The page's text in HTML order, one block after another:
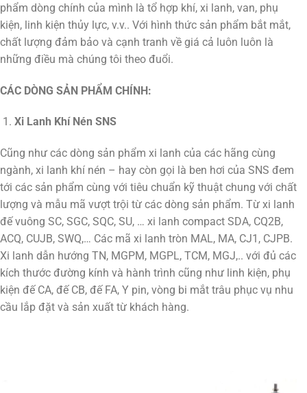
phẩm dòng chính của mình là tổ hợp khí, xi lanh, van, phụ
kiện, linh kiện thủy lực, v.v.. Với hình thức sản phẩm bắt mắt,
chất lượng đảm bảo và cạnh tranh về giá cả luôn luôn là
những điều mà chúng tôi theo đuổi.
CÁC DÒNG SẢN PHẨM CHÍNH:
Xi Lanh Khí Nén SNS
Cũng như các dòng sản phẩm xi lanh của các hãng cùng
ngành, xi lanh khí nén – hay còn gọi là ben hơi của SNS đem
tới các sản phẩm cùng với tiêu chuẩn kỹ thuật chung với chất
lượng và mẫu mã vượt trội từ các dòng sản phẩm. Từ xi lanh
đế vuông SC, SGC, SQC, SU, … xi lanh compact SDA, CQ2B,
ACQ, CUJB, SWQ,… Các mã xi lanh tròn MAL, MA, CJ1, CJPB.
Xi lanh dẫn hướng TN, MGPM, MGPL, TCM, MGJ,.. với đủ các
kích thước đường kính và hành trình cũng như linh kiện, phụ
kiện đế CA, đế CB, đế FA, Y pin, vòng bi mắt trâu phục vụ nhu
cầu lắp đặt và sản xuất từ khách hàng.